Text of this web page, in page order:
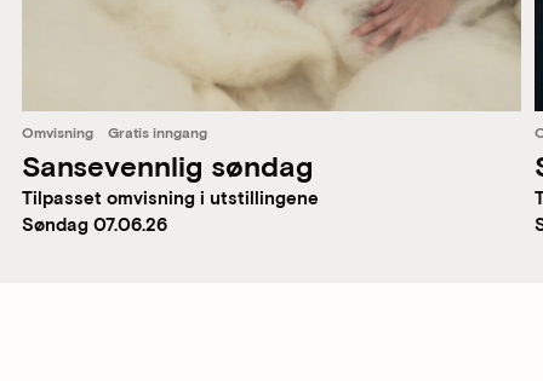
Omvisning Gratis inngang
Sansevennlig søndag
Tilpasset omvisning i utstillingene
Søndag 07.06.26